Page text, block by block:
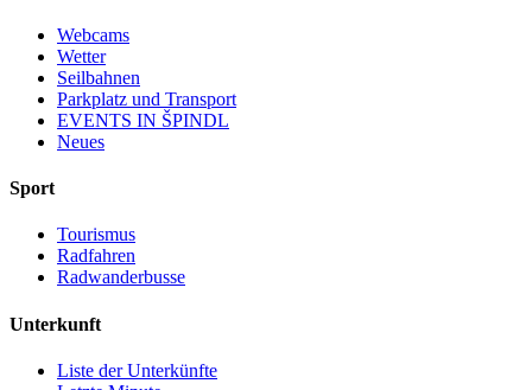
Webcams
Wetter
Seilbahnen
Parkplatz und Transport
EVENTS IN ŠPINDL
Neues
Sport
Tourismus
Radfahren
Radwanderbusse
Unterkunft
Liste der Unterkünfte